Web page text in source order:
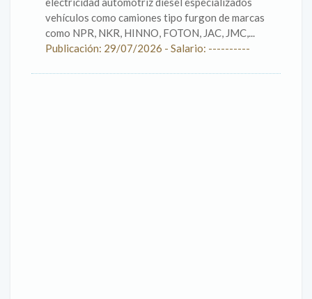
vehículos como camiones tipo furgon de marcas
como NPR, NKR, HINNO, FOTON, JAC, JMC,...
Publicación: 29/07/2026 - Salario: ----------